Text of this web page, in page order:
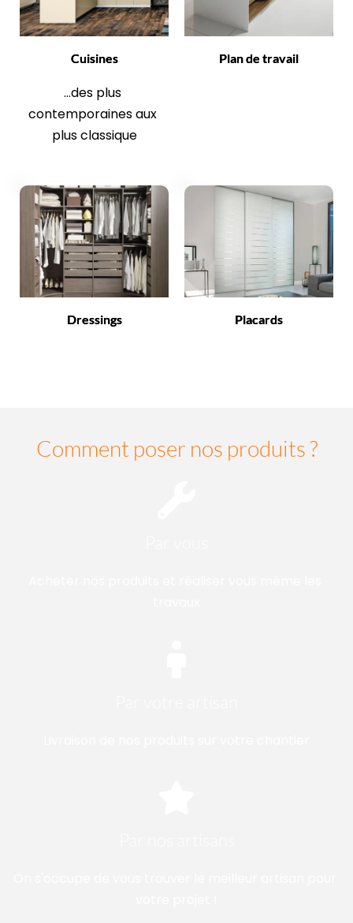
Cuisines
...des plus
contemporaines aux
plus classique
Plan de travail
Dressings Placards
Comment poser nos produits ?